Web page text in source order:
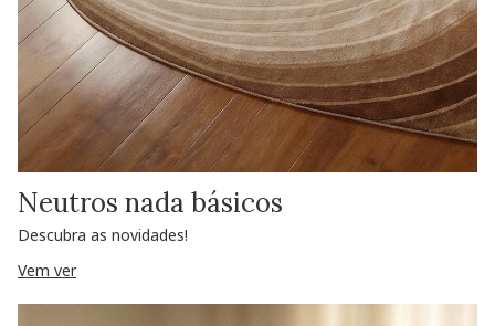
Neutros nada básicos
Descubra as novidades!
Vem ver